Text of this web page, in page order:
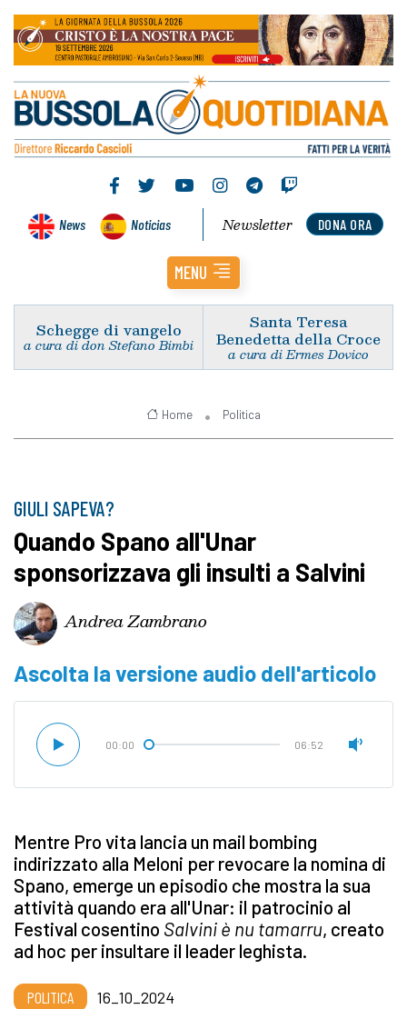
News Noticias DONA ORA
Newsletter
MENU
Schegge di vangelo
a cura di don Stefano Bimbi
Santa Teresa
Benedetta della Croce
a cura di Ermes Dovico
Home Politica
GIULI SAPEVA?
Quando Spano all'Unar
sponsorizzava gli insulti a Salvini
Andrea Zambrano
Ascolta la versione audio dell'articolo
00:00 06:52
Mentre Pro vita lancia un mail bombing
indirizzato alla Meloni per revocare la nomina di
Spano, emerge un episodio che mostra la sua
attività quando era all'Unar: il patrocinio al
Festival cosentino Salvini è nu tamarru, creato
ad hoc per insultare il leader leghista.
POLITICA 16_10_2024